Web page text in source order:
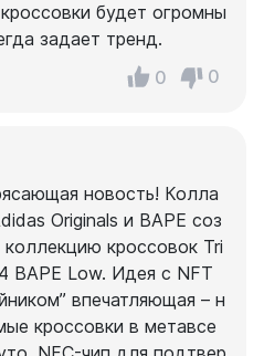
будет огромны
задает тренд.
0 0
новость! Колла
Originals и BAPE соз
кроссовок Tri
BAPE Low. Идея с NFT
впечатляющая – н
кроссовки в метавсе